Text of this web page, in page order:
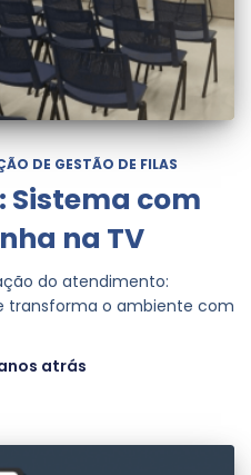
DE GESTÃO DE FILAS
Sistema com
na TV
do atendimento:
transforma o ambiente com
atrás